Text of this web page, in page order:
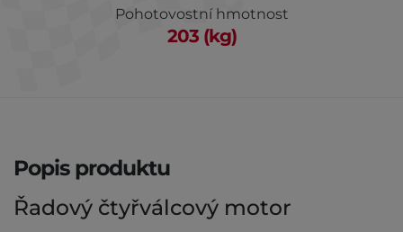
Pohotovostní hmotnost
203 (kg)
Popis produktu
Řadový čtyřválcový motor